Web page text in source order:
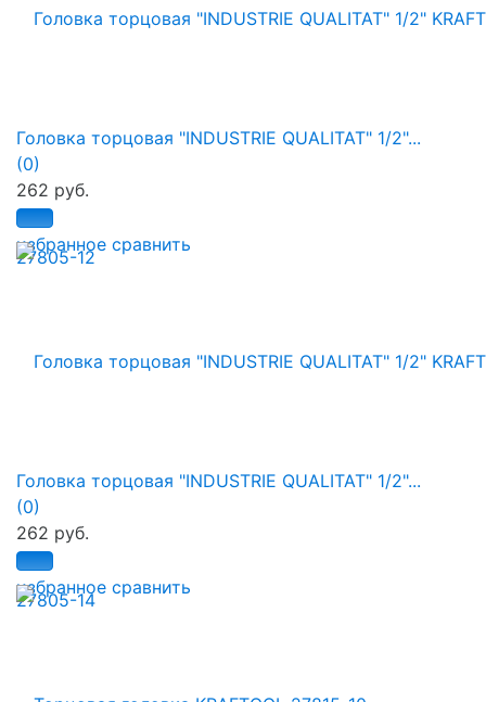
избранное сравнить
Головка торцовая "INDUSTRIE QUALITAT" 1/2"...
(0)
262 руб.
избранное сравнить
Головка торцовая "INDUSTRIE QUALITAT" 1/2"...
(0)
262 руб.